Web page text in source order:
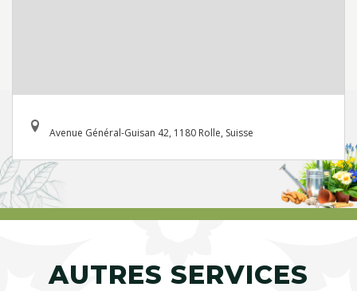
Avenue Général-Guisan 42, 1180 Rolle, Suisse
AUTRES SERVICES